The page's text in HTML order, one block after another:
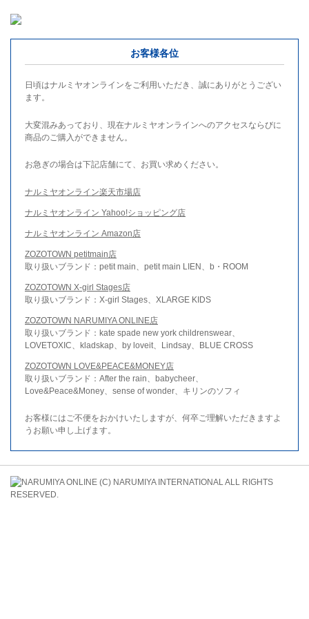
お客様各位
日頃はナルミヤオンラインをご利用いただき、誠にありがとうござい
ます。
大変混みあっており、現在ナルミヤオンラインへのアクセスならびに
商品のご購入ができません。
お急ぎの場合は下記店舗にて、お買い求めください。
ナルミヤオンライン楽天市場店
ナルミヤオンライン Yahoo!ショッピング店
ナルミヤオンライン Amazon店
ZOZOTOWN petitmain店
取り扱いブランド：petit main、petit main LIEN、b・ROOM
ZOZOTOWN X-girl Stages店
取り扱いブランド：X-girl Stages、XLARGE KIDS
ZOZOTOWN NARUMIYA ONLINE店
取り扱いブランド：kate spade new york childrenswear、
LOVETOXIC、kladskap、by loveit、Lindsay、BLUE CROSS
ZOZOTOWN LOVE&PEACE&MONEY店
取り扱いブランド：After the rain、babycheer、
Love&Peace&Money、sense of wonder、キリンのソフィ
お客様にはご不便をおかけいたしますが、何卒ご理解いただきますよ
うお願い申し上げます。